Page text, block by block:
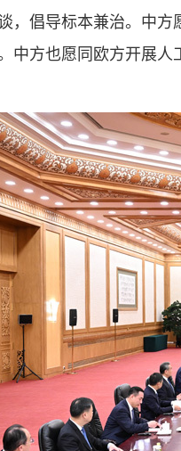
，倡导标本兼治。中
中方也愿同欧方开展